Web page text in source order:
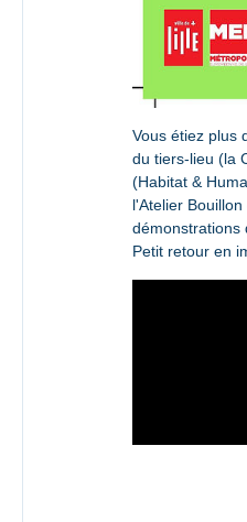
Vous étiez plus
du tiers-lieu (la
(Habitat &
l'Atelier
démonstrations
Petit retour en